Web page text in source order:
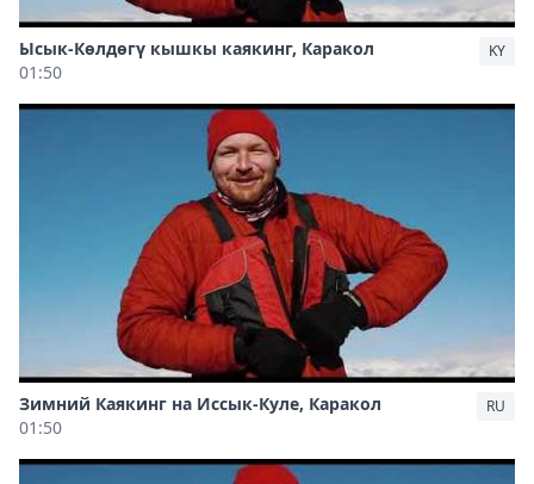
Ысык-Көлдөгү кышкы каякинг, Каракол
01:50
KY
Зимний Каякинг на Иссык-Куле, Каракол
01:50
RU